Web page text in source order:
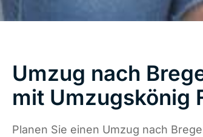
Umzug nach
mit Umzugskönig
Planen Sie einen Umzug nach